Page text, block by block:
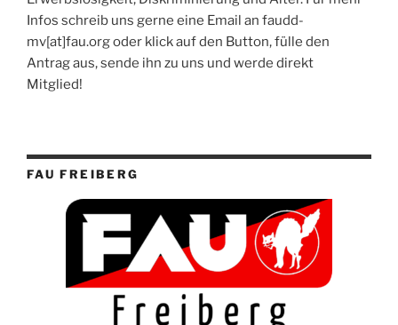
Infos schreib uns gerne eine Email an faudd-
mv[at]fau.org oder klick auf den Button, fülle den
Antrag aus, sende ihn zu uns und werde direkt
Mitglied!
FAU FREIBERG